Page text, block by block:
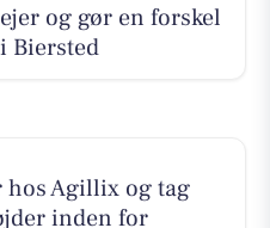
og gør en forskel
Biersted
Agillix og tag
inden for